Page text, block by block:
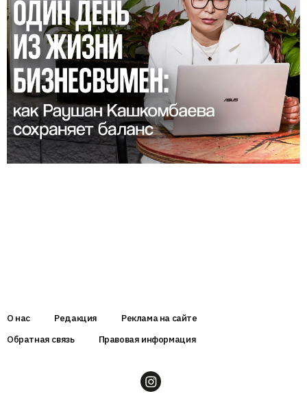
О нас Редакция
Реклама на сайте
Обратная связь
Правовая информация